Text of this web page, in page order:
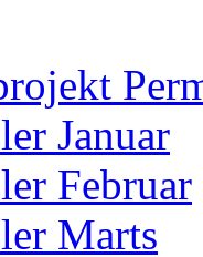
Januar
Februar
Marts